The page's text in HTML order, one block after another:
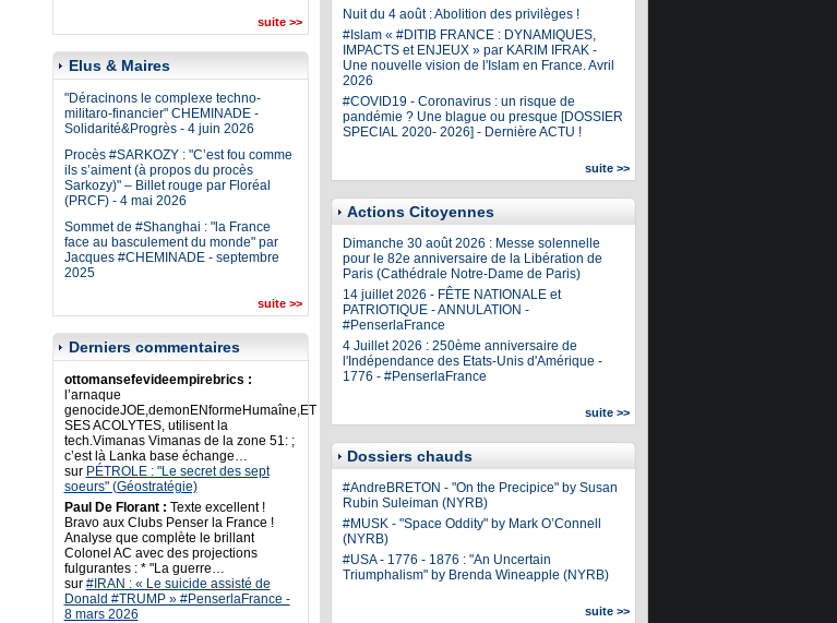
suite >>
Elus & Maires
"Déracinons le complexe techno-
militaro-financier" CHEMINADE -
Solidarité&Progrès - 4 juin 2026
Procès #SARKOZY : "C’est fou comme
ils s’aiment (à propos du procès
Sarkozy)" – Billet rouge par Floréal
(PRCF) - 4 mai 2026
Sommet de #Shanghai : "la France
face au basculement du monde" par
Jacques #CHEMINADE - septembre
2025
suite >>
Derniers commentaires
ottomansefevideempirebrics :
l’arnaque
genocideJOE,demonENformeHumaîne,ET
SES ACOLYTES, utilisent la
tech.Vimanas Vimanas de la zone 51: ;
c’est là Lanka base échange…
sur PÉTROLE : "Le secret des sept
soeurs" (Géostratégie)
Paul De Florant : Texte excellent !
Bravo aux Clubs Penser la France !
Analyse que complète le brillant
Colonel AC avec des projections
fulgurantes : * "La guerre…
sur #IRAN : « Le suicide assisté de
Donald #TRUMP » #PenserlaFrance -
8 mars 2026
Nuit du 4 août : Abolition des privilèges !
#Islam « #DITIB FRANCE : DYNAMIQUES,
IMPACTS et ENJEUX » par KARIM IFRAK -
Une nouvelle vision de l'Islam en France. Avril
2026
#COVID19 - Coronavirus : un risque de
pandémie ? Une blague ou presque [DOSSIER
SPECIAL 2020- 2026] - Dernière ACTU !
suite >>
Actions Citoyennes
Dimanche 30 août 2026 : Messe solennelle
pour le 82e anniversaire de la Libération de
Paris (Cathédrale Notre-Dame de Paris)
14 juillet 2026 - FÊTE NATIONALE et
PATRIOTIQUE - ANNULATION -
#PenserlaFrance
4 Juillet 2026 : 250ème anniversaire de
l'Indépendance des Etats-Unis d'Amérique -
1776 - #PenserlaFrance
suite >>
Dossiers chauds
#AndreBRETON - "On the Precipice" by Susan
Rubin Suleiman (NYRB)
#MUSK - "Space Oddity" by Mark O’Connell
(NYRB)
#USA - 1776 - 1876 : "An Uncertain
Triumphalism" by Brenda Wineapple (NYRB)
suite >>